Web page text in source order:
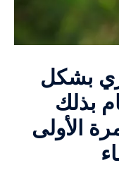
بشكل
بذلك
الأولى